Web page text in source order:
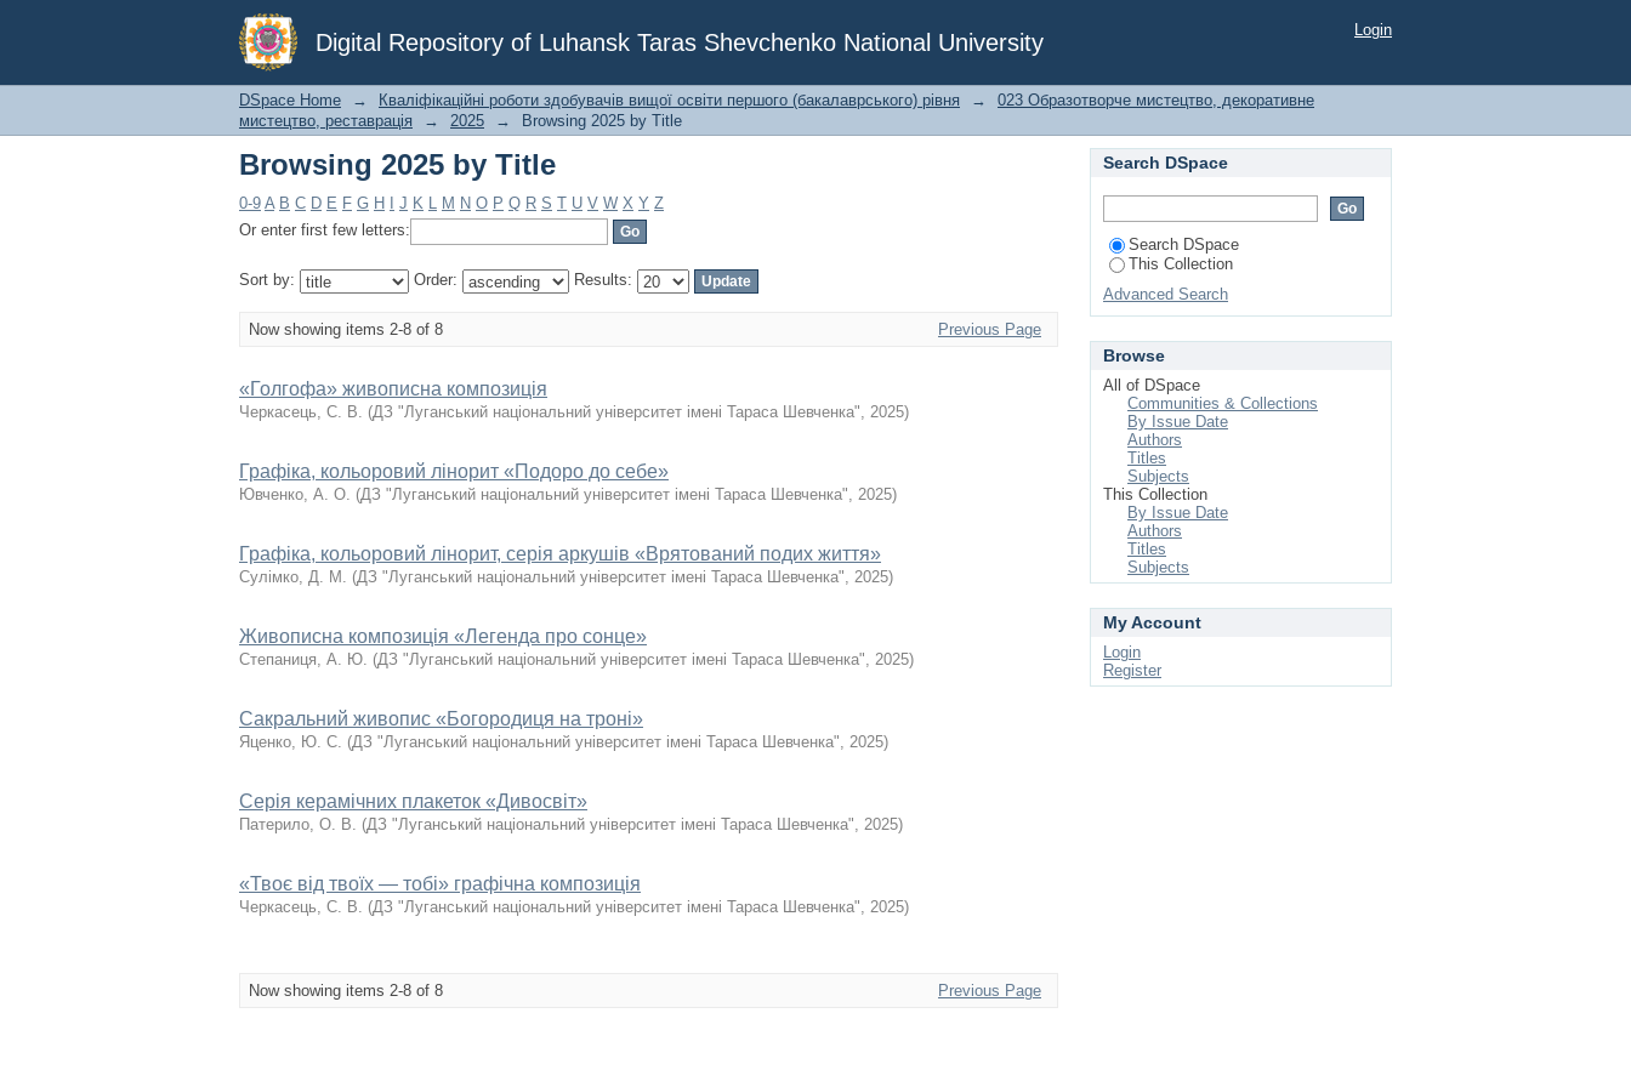
Digital Repository of Luhansk Taras Shevchenko National University
Browsing 2025 by Title Login
DSpace Home → Кваліфікаційні роботи здобувачів вищої освіти першого (бакалаврського) рівня →
023 Образотворче мистецтво, декоративне
мистецтво, реставрація
→ 2025 → Browsing 2025 by Title
Browsing 2025 by Title
0-9 A B C D E F G H J K L M N O P Q R S T U V W X Y Z
Or enter first few letters:
Sort by: Order: Results:
Now showing items 2-8 of 8 Previous Page
«Голгофа» живописна композиція
Черкасець, С. В. (ДЗ "Луганський національний університет імені Тараса Шевченка", 2025)
Графіка, кольоровий лінорит «Подоро до себе»
Ювченко, А. О. (ДЗ "Луганський національний університет імені Тараса Шевченка", 2025)
Графіка, кольоровий лінорит, серія аркушів «Врятований подих життя»
Сулімко, Д. М. (ДЗ "Луганський національний університет імені Тараса Шевченка", 2025)
Живописна композиція «Легенда про сонце»
Степаниця, А. Ю. (ДЗ "Луганський національний університет імені Тараса Шевченка", 2025)
Сакральний живопис «Богородиця на троні»
Яценко, Ю. С. (ДЗ "Луганський національний університет імені Тараса Шевченка", 2025)
Серія керамічних плакеток «Дивосвіт»
Патерило, О. В. (ДЗ "Луганський національний університет імені Тараса Шевченка", 2025)
«Твоє від твоїх — тобі» графічна композиція
Черкасець, С. В. (ДЗ "Луганський національний університет імені Тараса Шевченка", 2025)
Now showing items 2-8 of 8 Previous Page
Search DSpace
Search DSpace
This Collection
Advanced Search
Browse
All of DSpace
Communities & Collections
By Issue Date
Authors
Titles
Subjects
This Collection
By Issue Date
Authors
Titles
Subjects
My Account
Login
Register